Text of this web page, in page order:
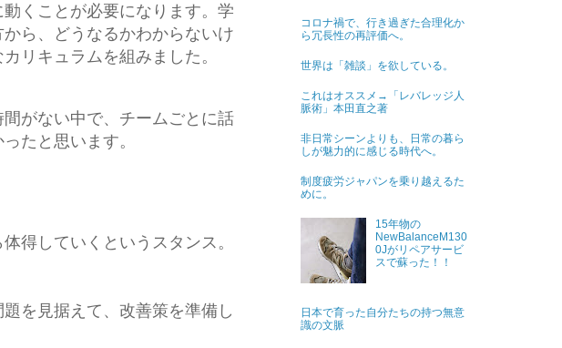
くことが必要になります。学
ら、どうなるかわからないけ
リキュラムを組みました。
がない中で、チームごとに話
たと思います。
得していくというスタンス。
を見据えて、改善策を準備し
コロナ禍で、行き過ぎた合理化か
ら冗長性の再評価へ。
世界は「雑談」を欲している。
これはオススメ→「レバレッジ人
脈術」本田直之著
非日常シーンよりも、日常の暮ら
しが魅力的に感じる時代へ。
制度疲労ジャパンを乗り越えるた
めに。
15年物の
NewBalanceM130
0Jがリペアサービ
スで蘇った！！
日本で育った自分たちの持つ無意
識の文脈